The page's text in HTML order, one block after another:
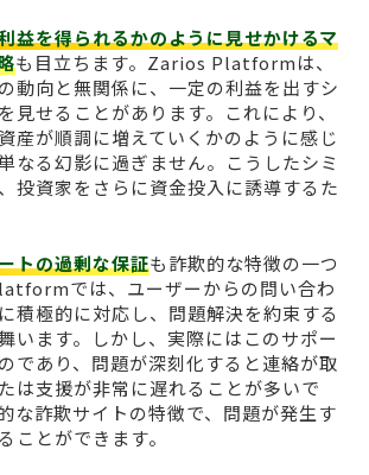
益を得られるかのように見せかけるマ
も目立ちます。Zarios Platformは、
動向と無関係に、一定の利益を出すシ
見せることがあります。これにより、
産が順調に増えていくかのように感じ
なる幻影に過ぎません。こうしたシミ
投資家をさらに資金投入に誘導するた
トの過剰な保証も詐欺的な特徴の一つ
では、ユーザーからの問い合わ
積極的に対応し、問題解決を約束する
います。しかし、実際にはこのサポー
であり、問題が深刻化すると連絡が取
は支援が非常に遅れることが多いで
な詐欺サイトの特徴で、問題が発生す
ことができます。